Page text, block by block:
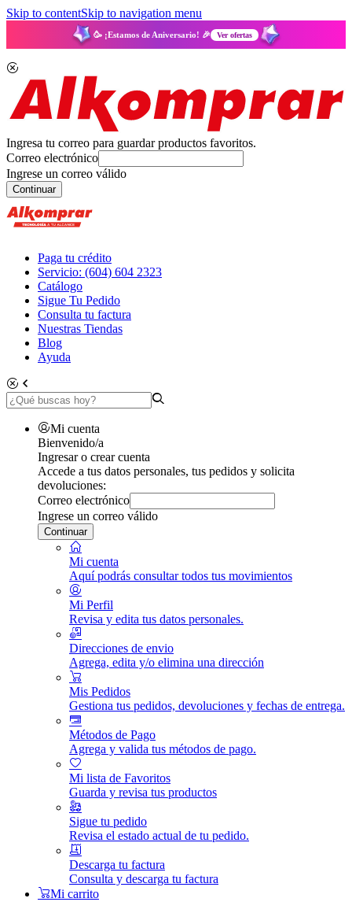
Skip to contentSkip to navigation menu
🥳 ¡Estamos de Aniversario! 🎉 Ver ofertas
Ingresa tu correo para guardar productos favoritos.
Correo electrónico
Ingrese un correo válido
Continuar
Paga tu crédito
Servicio: (604) 604 2323
Catálogo
Sigue Tu Pedido
Consulta tu factura
Nuestras Tiendas
Blog
Ayuda
Mi cuenta
Bienvenido/a
Ingresar o crear cuenta
Accede a tus datos personales, tus pedidos y solicita
devoluciones:
Correo electrónico
Ingrese un correo válido
Continuar
Mi cuenta
Aquí podrás consultar todos tus movimientos
Mi Perfil
Revisa y edita tus datos personales.
Direcciones de envio
Agrega, edita y/o elimina una dirección
Mis Pedidos
Gestiona tus pedidos, devoluciones y fechas de entrega.
Métodos de Pago
Agrega y valida tus métodos de pago.
Mi lista de Favoritos
Guarda y revisa tus productos
Sigue tu pedido
Revisa el estado actual de tu pedido.
Descarga tu factura
Consulta y descarga tu factura
Mi carrito